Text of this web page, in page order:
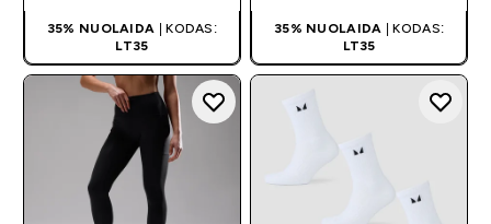
35% NUOLAIDA | KODAS:
LT35
35% NUOLAIDA | KODAS:
LT35